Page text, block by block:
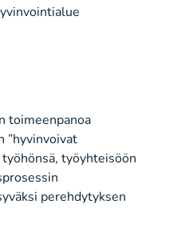
toimeenpanoa
”hyvinvoivat
työyhteisöön
perehdytyksen